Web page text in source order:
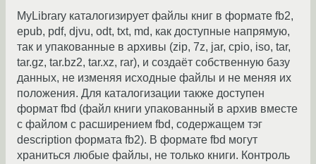
MyLibrary каталогизирует файлы книг в формате fb2,
epub, pdf, djvu, odt, txt, md, как доступные напрямую,
так и упакованные в архивы (zip, 7z, jar, cpio, iso, tar,
tar.gz, tar.bz2, tar.xz, rar), и создаёт собственную базу
данных, не изменяя исходные файлы и не меняя их
положения. Для каталогизации также доступен
формат fbd (файл книги упакованный в архив вместе
с файлом с расширением fbd, содержащем тэг
description формата fb2). В формате fbd могут
храниться любые файлы, не только книги. Контроль